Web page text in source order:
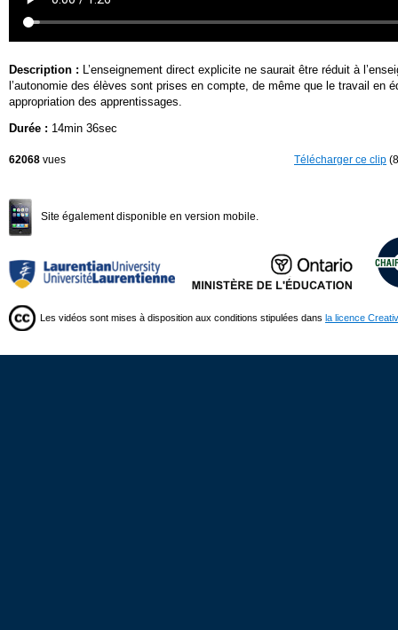
Description : L’enseignement direct explicite ne saurait être réduit à
l’autonomie des élèves sont prises en compte, de même que le travail
appropriation des apprentissages.
Durée : 14min 36sec
62068 vues Télécharger ce clip
Site également disponible en version mobile.
Les vidéos sont mises à disposition aux conditions stipulées dans la licence